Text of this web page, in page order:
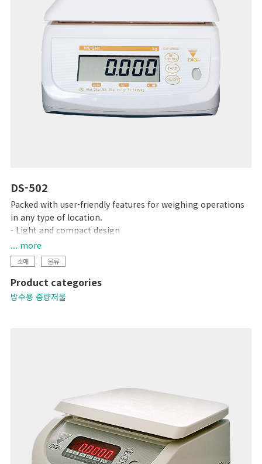
DS-502
Packed with user-friendly features for weighing operations
in any type of location.
- Light and compact design
- IP65 protection
- 6-digit LCD display
- 1,000 hours of continuous use with 4 C-size dry cell
batteries
... more
소매 물류
Product categories
방수용 중량저울